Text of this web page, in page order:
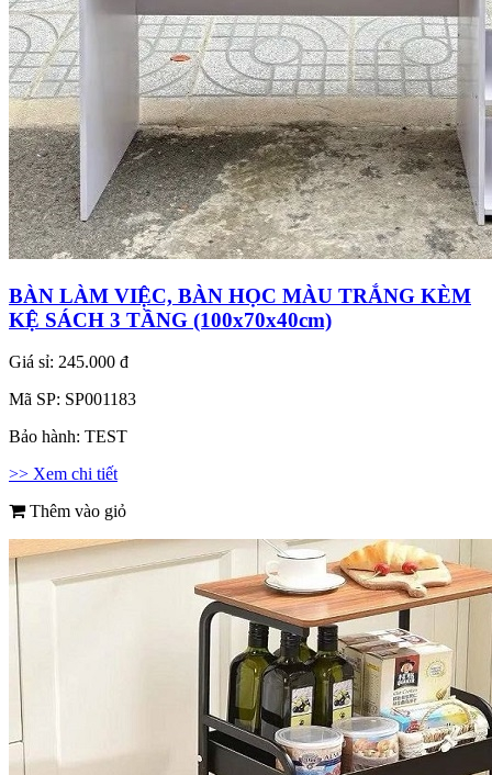
BÀN LÀM VIỆC, BÀN HỌC MÀU TRẮNG KÈM
KỆ SÁCH 3 TẦNG (100x70x40cm)
Giá sỉ: 245.000 đ
Mã SP: SP001183
Bảo hành: TEST
>> Xem chi tiết
Thêm vào giỏ